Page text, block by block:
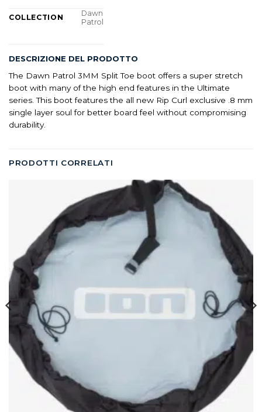
COLLECTION
Dawn
Patrol
DESCRIZIONE DEL PRODOTTO
The Dawn Patrol 3MM Split Toe boot offers a super stretch
boot with many of the high end features in the Ultimate
series. This boot features the all new Rip Curl exclusive .8 mm
single layer soul for better board feel without compromising
durability.
PRODOTTI CORRELATI